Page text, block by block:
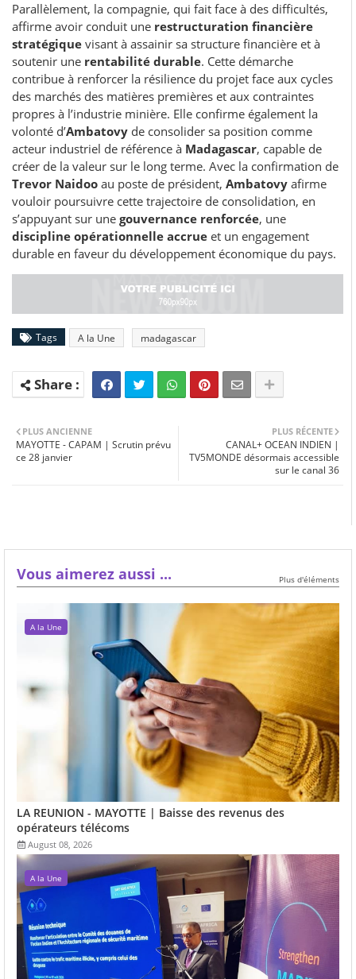
Parallèlement, la compagnie, qui fait face à des difficultés,
affirme avoir conduit une restructuration financière
stratégique visant à assainir sa structure financière et à
soutenir une rentabilité durable. Cette démarche
contribue à renforcer la résilience du projet face aux cycles
des marchés des matières premières et aux contraintes
propres à l’industrie minière. Elle confirme également la
volonté d’Ambatovy de consolider sa position comme
acteur industriel de référence à Madagascar, capable de
créer de la valeur sur le long terme. Avec la confirmation de
Trevor Naidoo au poste de président, Ambatovy afirme
vouloir poursuivre cette trajectoire de consolidation, en
s’appuyant sur une gouvernance renforcée, une
discipline opérationnelle accrue et un engagement
durable en faveur du développement économique du pays.
Tags A la Une madagascar
PLUS RÉCENTE
CANAL+ OCEAN INDIEN |
TV5MONDE désormais accessible
sur le canal 36
PLUS ANCIENNE
MAYOTTE - CAPAM | Scrutin prévu
ce 28 janvier
Vous aimerez aussi ... Plus d'éléments
A la Une
LA REUNION - MAYOTTE | Baisse des revenus des
opérateurs télécoms
August 08, 2026
A la Une